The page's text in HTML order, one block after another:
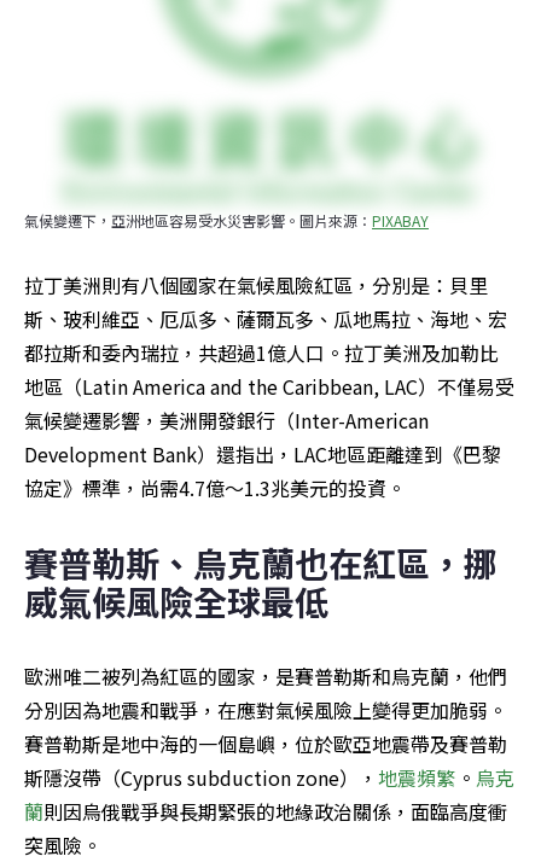
氣候變遷下，亞洲地區容易受水災害影響。圖片來源： PIXABAY
拉丁美洲則有八個國家在氣候風險紅區，分別是：貝里
斯、玻利維亞、厄瓜多、薩爾瓦多、瓜地馬拉、海地、宏
都拉斯和委內瑞拉，共超過1億人口。拉丁美洲及加勒比
地區（Latin America and the Caribbean, LAC）不僅易受
氣候變遷影響，美洲開發銀行（Inter-American
Development Bank）還指出，LAC地區距離達到《巴黎
協定》標準，尚需4.7億～1.3兆美元的投資。
賽普勒斯、烏克蘭也在紅區，挪
威氣候風險全球最低
歐洲唯二被列為紅區的國家，是賽普勒斯和烏克蘭，他們
分別因為地震和戰爭，在應對氣候風險上變得更加脆弱。
賽普勒斯是地中海的一個島嶼，位於歐亞地震帶及賽普勒
斯隱沒帶（Cyprus subduction zone）， 地震頻繁 。 烏克
蘭則因烏俄戰爭與長期緊張的地緣政治關係，面臨高度衝
突風險。